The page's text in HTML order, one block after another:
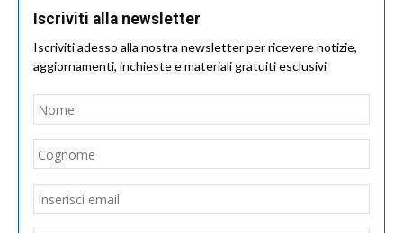
Iscriviti alla newsletter
Iscriviti adesso alla nostra newsletter per ricevere notizie,
aggiornamenti, inchieste e materiali gratuiti esclusivi
Nome
Email